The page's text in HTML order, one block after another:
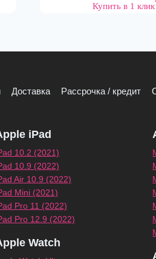
Купить в 1 клик
Доставка Рассрочка / кредит
iPad
10.2 (2021)
10.9 (2022)
Air 10.9 (2022)
Mini (2021)
Pro 11 (2022)
Pro 12.9 (2022)
Watch